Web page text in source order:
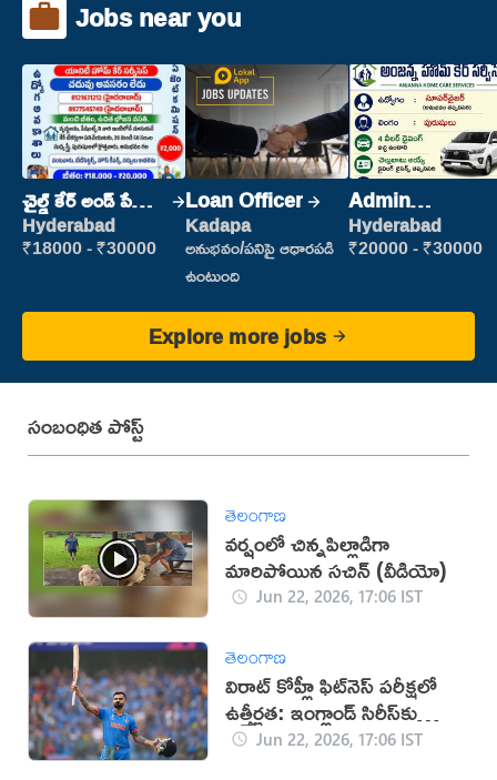
Jobs near you
చైల్డ్ కేర్ అండ్ పేషెంట్
కేర్
Hyderabad
₹18000 - ₹30000
Loan Officer
Kadapa
అనుభవం/పనిపై ఆధారపడి
ఉంటుంది
Admin
Supervisor
Hyderabad
₹20000 - ₹30000
Explore more jobs
సంబంధిత పోస్ట్
తెలంగాణ
వర్షంలో చిన్నపిల్లాడిగా
మారిపోయిన సచిన్ (వీడియో)
Jun 22, 2026, 17:06 IST
తెలంగాణ
విరాట్ కోహ్లీ ఫిట్‌నెస్ పరీక్షలో
ఉత్తీర్ణత: ఇంగ్లాండ్ సిరీస్‌కు
మార్గం సుగమం
Jun 22, 2026, 17:06 IST